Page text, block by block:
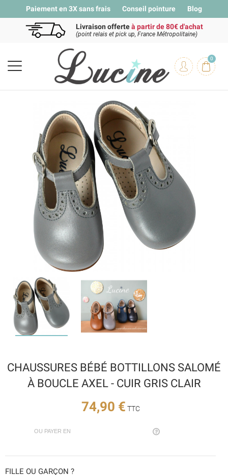
Paiement en 3X sans frais Conseil pointure Blog
Livraison offerteà partir de 80€ d'achat
(point relais et pick up, France Métropolitaine)
0
CHAUSSURES BÉBÉ BOTTILLONS SALOMÉ
À BOUCLE AXEL - CUIR GRIS CLAIR
74,90 € TTC
OU PAYER EN
FILLE OU GARÇON ?